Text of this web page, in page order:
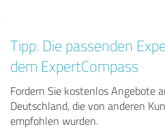
Tipp: Die passenden
dem ExpertCompass
Fordern Sie kostenlos Angebote
Deutschland, die von anderen
empfohlen wurden.